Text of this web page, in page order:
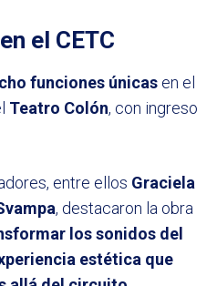
el CETC
funciones únicas en el
Teatro Colón, con ingreso
entre ellos Graciela
, destacaron la obra
los sonidos del
estética que